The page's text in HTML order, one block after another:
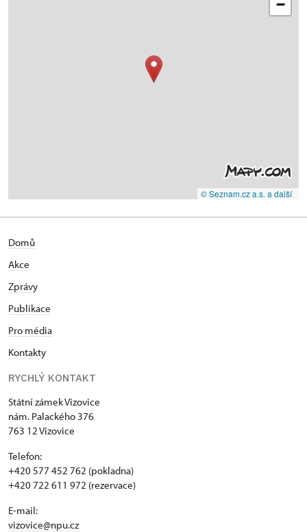
−
© Seznam.cz a.s. a další
Domů
Akce
Zprávy
Publikace
Pro média
Kontakty
RYCHLÝ KONTAKT
Státní zámek Vizovice
nám. Palackého 376
763 12 Vizovice
Telefon:
+420 577 452 762 (pokladna)
+420 722 611 972 (rezervace)
E-mail:
vizovice@npu.cz